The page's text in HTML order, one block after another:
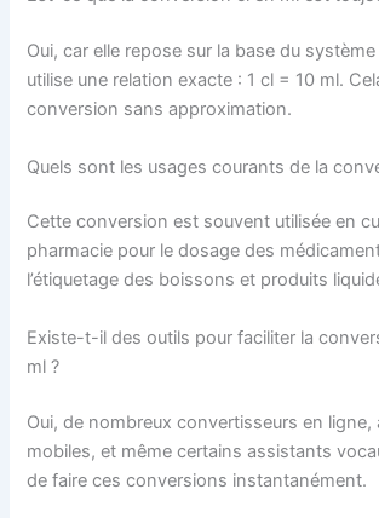
Oui, car elle repose sur la base du
utilise une relation exacte : 1 cl = 10 ml.
conversion sans approximation.
Quels sont les usages courants de la
Cette conversion est souvent utilisée en
pharmacie pour le dosage des
l’étiquetage des boissons et produits
Existe-t-il des outils pour faciliter la
ml ?
Oui, de nombreux convertisseurs en ligne,
mobiles, et même certains assistants
de faire ces conversions instantanément.